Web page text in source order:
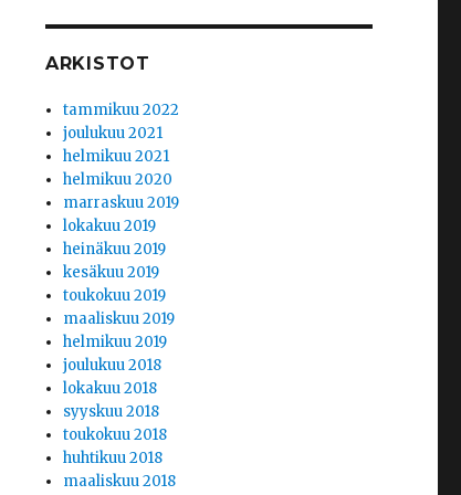
ARKISTOT
tammikuu 2022
joulukuu 2021
helmikuu 2021
helmikuu 2020
marraskuu 2019
lokakuu 2019
heinäkuu 2019
kesäkuu 2019
toukokuu 2019
maaliskuu 2019
helmikuu 2019
joulukuu 2018
lokakuu 2018
syyskuu 2018
toukokuu 2018
huhtikuu 2018
maaliskuu 2018